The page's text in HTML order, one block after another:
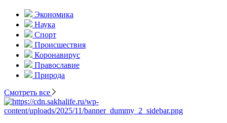
Экономика
Наука
Спорт
Происшествия
Коронавирус
Православие
Природа
Смотреть все